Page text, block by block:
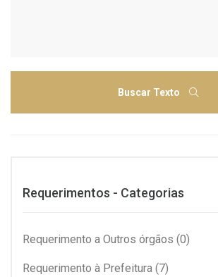
Buscar Texto
Requerimentos - Categorias
Requerimento a Outros órgãos (0)
Requerimento à Prefeitura (7)